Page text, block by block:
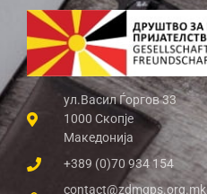
ул.Васил Ѓоргов 33
1000 Скопје
Македонија
+389 (0)70 934 154
contact@zdmgps.org.mk